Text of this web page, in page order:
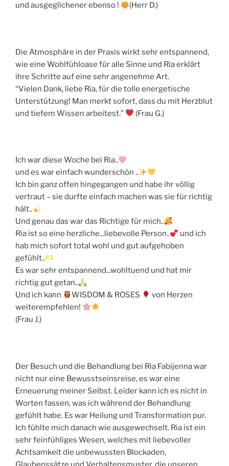
und ausgeglichener ebenso !
(Herr D.)
Die Atmosphäre in der Praxis wirkt sehr entspannend,
wie eine Wohlfühloase für alle Sinne und Ria erklärt
ihre Schritte auf eine sehr angenehme Art.
“Vielen Dank, liebe Ria, für die tolle energetische
Unterstützung! Man merkt sofort, dass du mit Herzblut
und tiefem Wissen arbeitest.”
(Frau G.)
Ich war diese Woche bei Ria..
und es war einfach wunderschön ..
Ich bin ganz offen hingegangen und habe ihr völlig
vertraut – sie durfte einfach machen was sie für richtig
hält..
Und genau das war das Richtige für mich..
Ria ist so eine herzliche...liebevolle Person..
und ich
hab mich sofort total wohl und gut aufgehoben
gefühlt..
Es war sehr entspannend...wohltuend und hat mir
richtig gut getan..
Und ich kann
WISDOM & ROSES
von Herzen
weiterempfehlen!
(Frau J.)
Der Besuch und die Behandlung bei Ria Fabijenna war
nicht nur eine Bewusstseinsreise, es war eine
Erneuerung meiner Selbst. Leider kann ich es nicht in
Worten fassen, was ich während der Behandlung
gefühlt habe. Es war Heilung und Transformation pur.
Ich fühlte mich danach wie ausgewechselt. Ria ist ein
sehr feinfühliges Wesen, welches mit liebevoller
Achtsamkeit die unbewussten Blockaden,